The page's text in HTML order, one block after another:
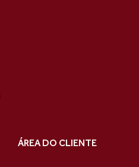
ÁREA DO CLIENTE